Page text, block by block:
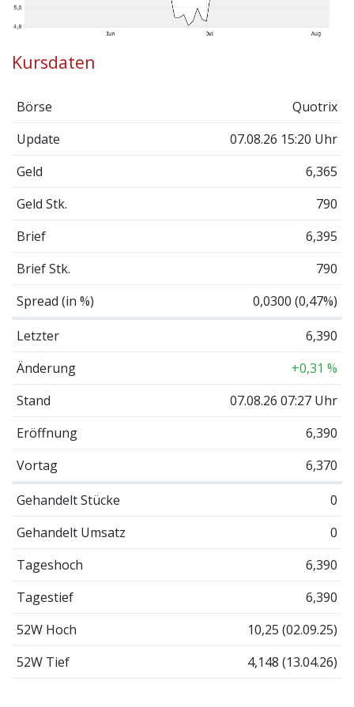
Kursdaten
Börse
Quotrix
Update
07.08.26 15:20 Uhr
Geld
6,365
Geld Stk.
790
Brief
6,395
Brief Stk.
790
Spread (in %)
0,0300 (0,47%)
Letzter
6,390
Änderung
+0,31 %
Stand
07.08.26 07:27 Uhr
Eröffnung
6,390
Vortag
6,370
Gehandelt Stücke
0
Gehandelt Umsatz
0
Tageshoch
6,390
Tagestief
6,390
52W Hoch
10,25 (02.09.25)
52W Tief
4,148 (13.04.26)